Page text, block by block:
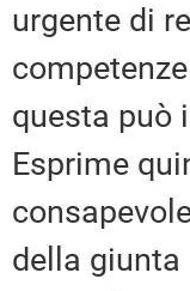
urgente di
questa può
Esprime
della